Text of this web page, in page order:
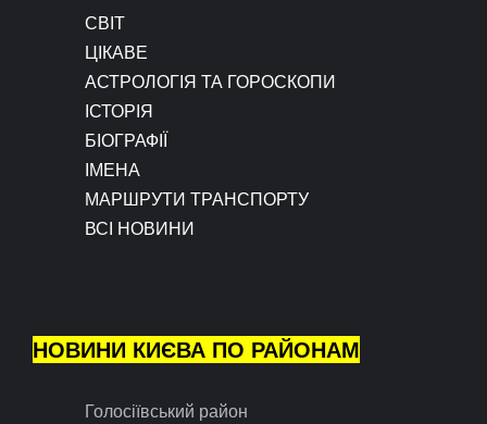
СВІТ
ЦІКАВЕ
АСТРОЛОГІЯ ТА ГОРОСКОПИ
ІСТОРІЯ
БІОГРАФІЇ
ІМЕНА
МАРШРУТИ ТРАНСПОРТУ
ВСІ НОВИНИ
НОВИНИ КИЄВА ПО РАЙОНАМ
Голосіївський район